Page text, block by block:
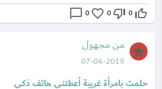
thumb_up_off_alt
0
thumb_down_off_alt
0
favorite_border
0
chat_bubble_outline
من مجهول
07-04-2019
حلمت بامرأة غريبة أعطتني هاتف ذكي